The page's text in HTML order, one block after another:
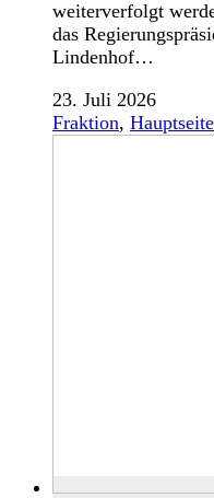
weiterverfolgt
das
Lindenhof…
23. Juli 2026
Fraktion, Hauptseite